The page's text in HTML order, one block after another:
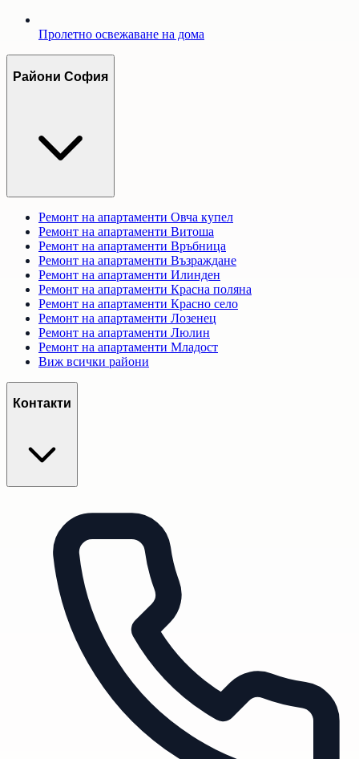
Пролетно освежаване на дома
Райони София
Ремонт на апартаменти Овча купел
Ремонт на апартаменти Витоша
Ремонт на апартаменти Връбница
Ремонт на апартаменти Възраждане
Ремонт на апартаменти Илинден
Ремонт на апартаменти Красна поляна
Ремонт на апартаменти Красно село
Ремонт на апартаменти Лозенец
Ремонт на апартаменти Люлин
Ремонт на апартаменти Младост
Виж всички райони
Контакти